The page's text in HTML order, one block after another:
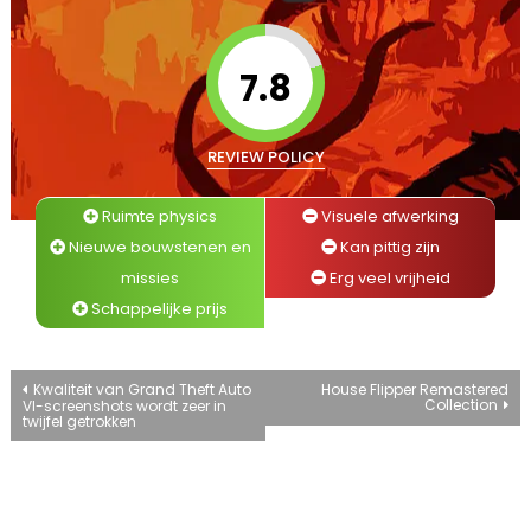
7.8
REVIEW POLICY
Ruimte physics
Nieuwe bouwstenen en
missies
Schappelijke prijs
Visuele afwerking
Kan pittig zijn
Erg veel vrijheid
Bericht
navigatie
Kwaliteit van Grand Theft Auto
VI-screenshots wordt zeer in
twijfel getrokken
House Flipper Remastered
Collection